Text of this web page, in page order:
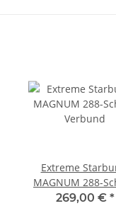
Extreme
MAGNUM 288-
Verbund
269,00 € *